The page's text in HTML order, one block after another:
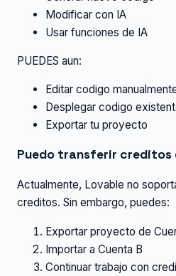
Modificar con IA
Usar funciones de IA
PUEDES aun:
Editar codigo
Desplegar codigo
Exportar tu proyecto
Puedo transferir creditos
Actualmente, Lovable no
creditos. Sin embargo, puedes:
Exportar proyecto de
Importar a Cuenta B
Continuar trabajo con